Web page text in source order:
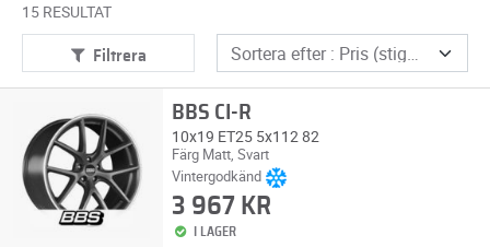
15 RESULTAT
Filtrera
BBS CI-R
10x19 ET25 5x112 82
Färg Matt, Svart
Vintergodkänd
3 967 KR
I LAGER